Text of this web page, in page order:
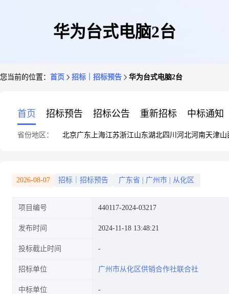
华为台式电脑2台
您当前的位置： 首页 招标｜招标预告 华为台式电脑2台
首页 招标预告 招标公告 重新招标 中标通知
省份地区： 北京广东 上海江苏浙江山东湖北四川 河北河南天津山
2026-08-07 招标｜招标预告 广东省 广州市 从化区
项目编号 440117-2024-03217
发布时间 2024-11-18 13:48:21
投标截止时间
招标单位 广州市从化区供销合作社联合社
中标单位